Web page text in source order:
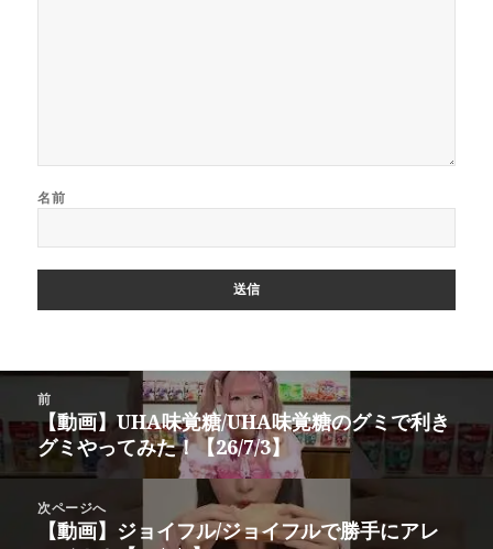
名前
投
ナ
ビ
前
前
の
投
稿:
【動画】UHA味覚糖/UHA味覚糖のグミで利き
グミやってみた！【26/7/3】
次ページへ
次【動画】ジョイフル/ジョイフルで勝手にアレ